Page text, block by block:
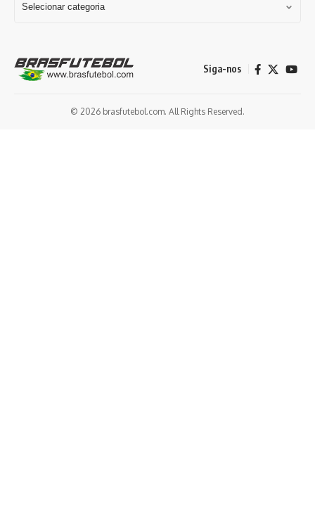
Siga-nos
© 2026 brasfutebol.com. All Rights Reserved.